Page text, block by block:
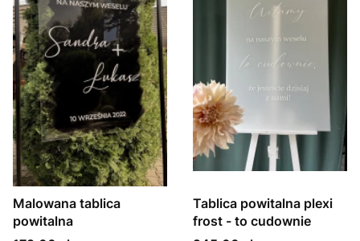
Malowana tablica
powitalna
Tablica powitalna plexi
frost - to cudownie